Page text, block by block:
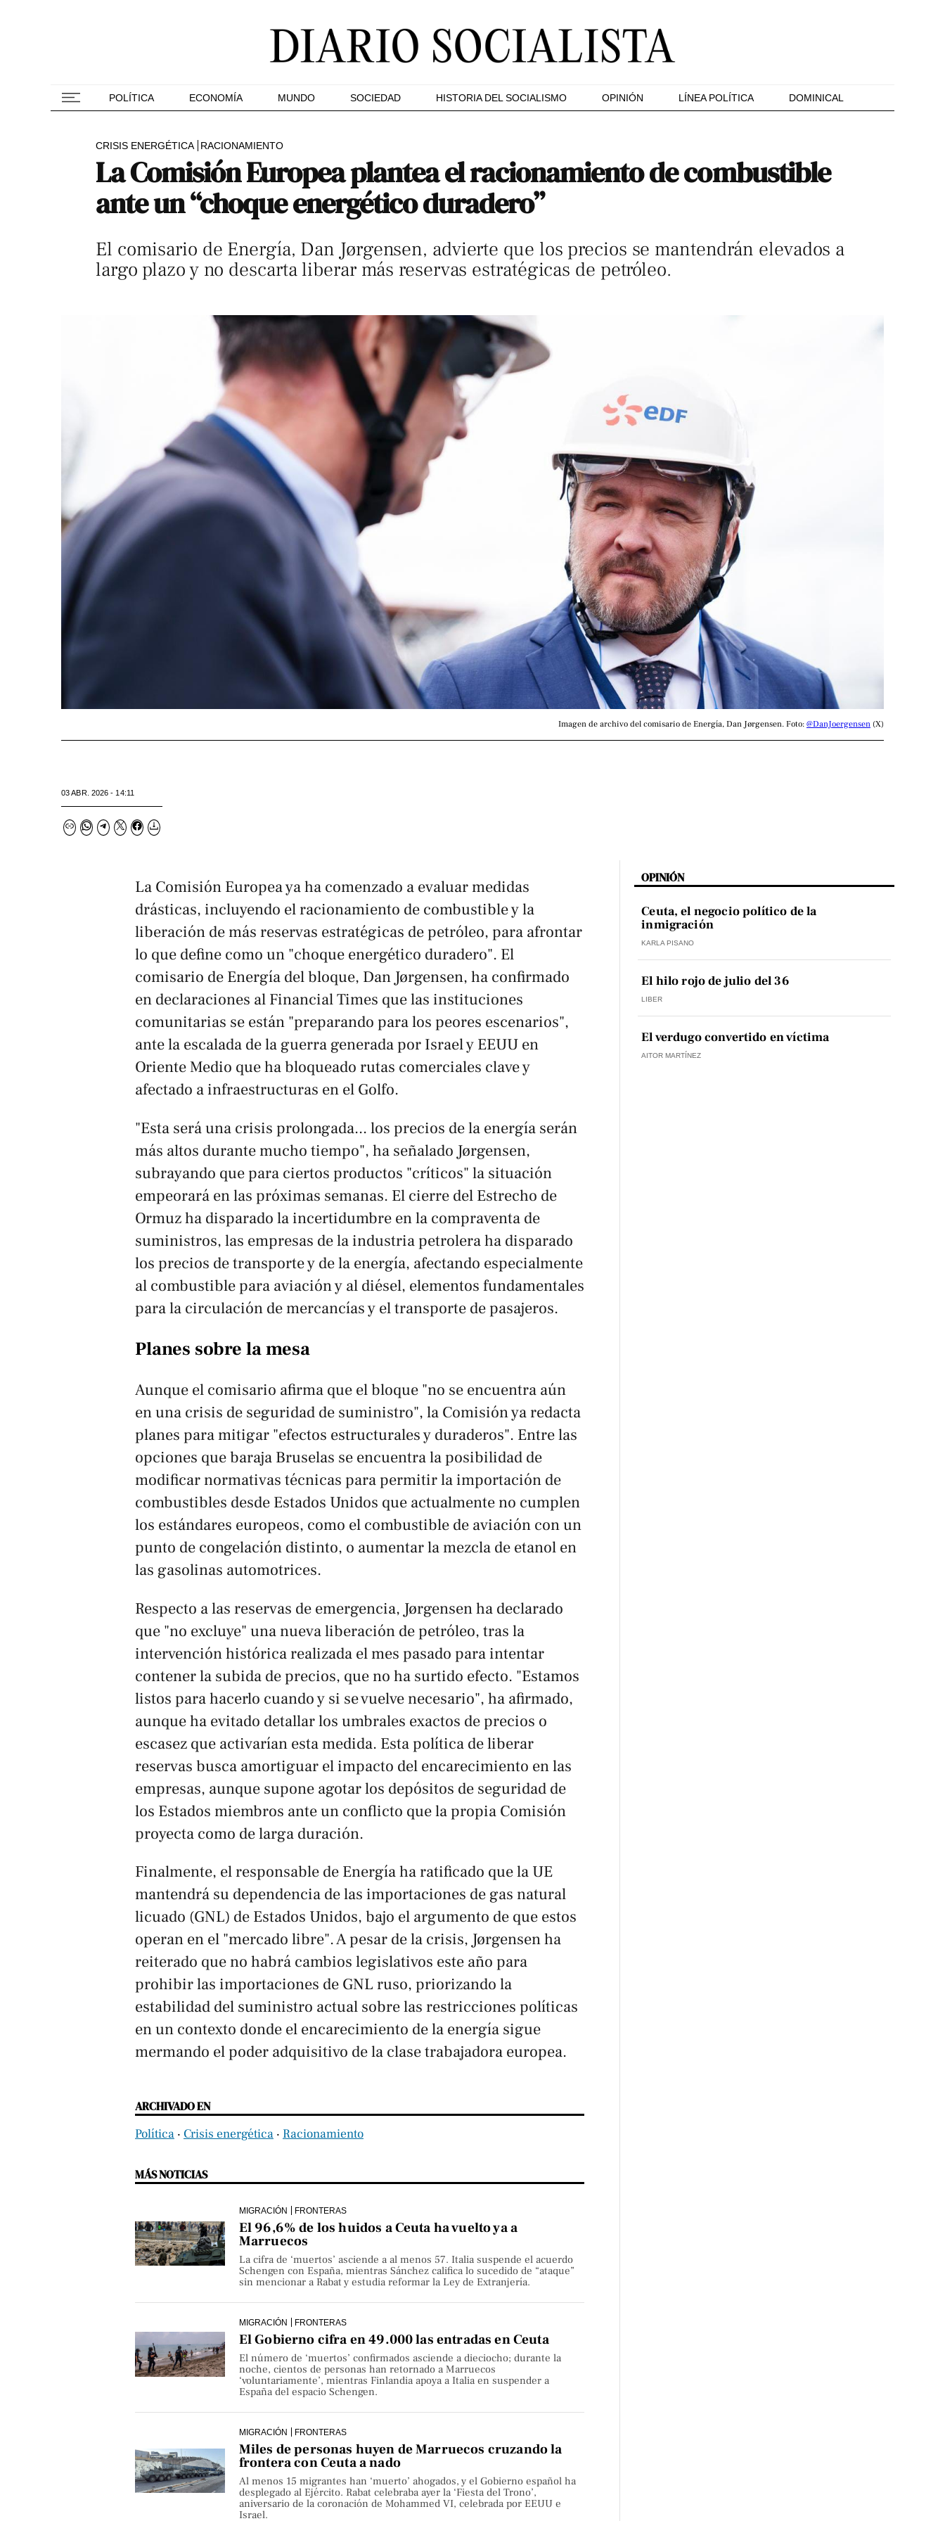
POLÍTICA ECONOMÍA MUNDO SOCIEDAD HISTORIA DEL SOCIALISMO OPINIÓN LÍNEA POLÍTICA DOMINICAL
CRISIS ENERGÉTICA RACIONAMIENTO
La Comisión Europea plantea el racionamiento de combustible
ante un “choque energético duradero”
El comisario de Energía, Dan Jørgensen, advierte que los precios se mantendrán elevados a
largo plazo y no descarta liberar más reservas estratégicas de petróleo.
Imagen de archivo del comisario de Energía, Dan Jørgensen. Foto: @DanJoergensen (X)
03 ABR. 2026 - 14:11
La Comisión Europea ya ha comenzado a evaluar medidas
drásticas, incluyendo el racionamiento de combustible y la
liberación de más reservas estratégicas de petróleo, para afrontar
lo que define como un "choque energético duradero". El
comisario de Energía del bloque, Dan Jørgensen, ha confirmado
en declaraciones al Financial Times que las instituciones
comunitarias se están "preparando para los peores escenarios",
ante la escalada de la guerra generada por Israel y EEUU en
Oriente Medio que ha bloqueado rutas comerciales clave y
afectado a infraestructuras en el Golfo.
"Esta será una crisis prolongada... los precios de la energía serán
más altos durante mucho tiempo", ha señalado Jørgensen,
subrayando que para ciertos productos "críticos" la situación
empeorará en las próximas semanas. El cierre del Estrecho de
Ormuz ha disparado la incertidumbre en la compraventa de
suministros, las empresas de la industria petrolera ha disparado
los precios de transporte y de la energía, afectando especialmente
al combustible para aviación y al diésel, elementos fundamentales
para la circulación de mercancías y el transporte de pasajeros.
Planes sobre la mesa
Aunque el comisario afirma que el bloque "no se encuentra aún
en una crisis de seguridad de suministro", la Comisión ya redacta
planes para mitigar "efectos estructurales y duraderos". Entre las
opciones que baraja Bruselas se encuentra la posibilidad de
modificar normativas técnicas para permitir la importación de
combustibles desde Estados Unidos que actualmente no cumplen
los estándares europeos, como el combustible de aviación con un
punto de congelación distinto, o aumentar la mezcla de etanol en
las gasolinas automotrices.
Respecto a las reservas de emergencia, Jørgensen ha declarado
que "no excluye" una nueva liberación de petróleo, tras la
intervención histórica realizada el mes pasado para intentar
contener la subida de precios, que no ha surtido efecto. "Estamos
listos para hacerlo cuando y si se vuelve necesario", ha afirmado,
aunque ha evitado detallar los umbrales exactos de precios o
escasez que activarían esta medida. Esta política de liberar
reservas busca amortiguar el impacto del encarecimiento en las
empresas, aunque supone agotar los depósitos de seguridad de
los Estados miembros ante un conflicto que la propia Comisión
proyecta como de larga duración.
Finalmente, el responsable de Energía ha ratificado que la UE
mantendrá su dependencia de las importaciones de gas natural
licuado (GNL) de Estados Unidos, bajo el argumento de que estos
operan en el "mercado libre". A pesar de la crisis, Jørgensen ha
reiterado que no habrá cambios legislativos este año para
prohibir las importaciones de GNL ruso, priorizando la
estabilidad del suministro actual sobre las restricciones políticas
en un contexto donde el encarecimiento de la energía sigue
mermando el poder adquisitivo de la clase trabajadora europea.
ARCHIVADO EN
Política ‧ Crisis energética ‧ Racionamiento
MÁS NOTICIAS
MIGRACIÓN FRONTERAS
El 96,6% de los huidos a Ceuta ha vuelto ya a
Marruecos
La cifra de ‘muertos’ asciende a al menos 57. Italia suspende el acuerdo
Schengen con España, mientras Sánchez califica lo sucedido de “ataque”
sin mencionar a Rabat y estudia reformar la Ley de Extranjería.
MIGRACIÓN FRONTERAS
El Gobierno cifra en 49.000 las entradas en Ceuta
El número de ‘muertos’ confirmados asciende a dieciocho; durante la
noche, cientos de personas han retornado a Marruecos
‘voluntariamente’, mientras Finlandia apoya a Italia en suspender a
España del espacio Schengen.
MIGRACIÓN FRONTERAS
Miles de personas huyen de Marruecos cruzando la
frontera con Ceuta a nado
Al menos 15 migrantes han ‘muerto’ ahogados, y el Gobierno español ha
desplegado al Ejército. Rabat celebraba ayer la ‘Fiesta del Trono’,
aniversario de la coronación de Mohammed VI, celebrada por EEUU e
Israel.
OPINIÓN
Ceuta, el negocio político de la
inmigración
KARLA PISANO
El hilo rojo de julio del 36
LIBER
El verdugo convertido en víctima
AITOR MARTÍNEZ